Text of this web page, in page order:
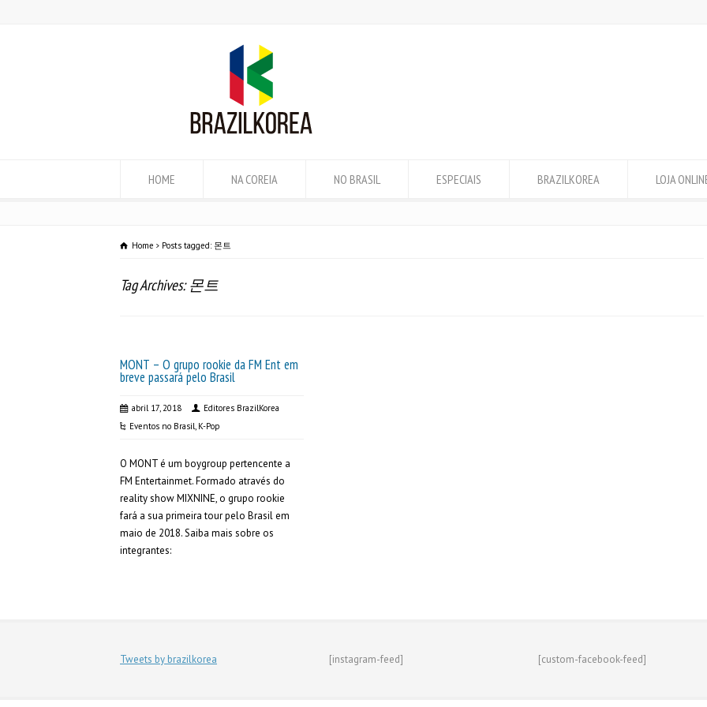
HOME NA COREIA NO BRASIL ESPECIAIS BRAZILKOREA LOJA
Home Posts tagged: 몬트
Tag Archives: 몬트
MONT – O grupo rookie da FM Ent em
breve passará pelo Brasil
abril 17, 2018
Editores BrazilKorea
Eventos no Brasil, K-Pop
O MONT é um boygroup pertencente a
FM Entertainmet. Formado através do
reality show MIXNINE, o grupo rookie
fará a sua primeira tour pelo Brasil em
maio de 2018. Saiba mais sobre os
integrantes:
Tweets by brazilkorea [instagram-feed] [custom-facebook-feed]